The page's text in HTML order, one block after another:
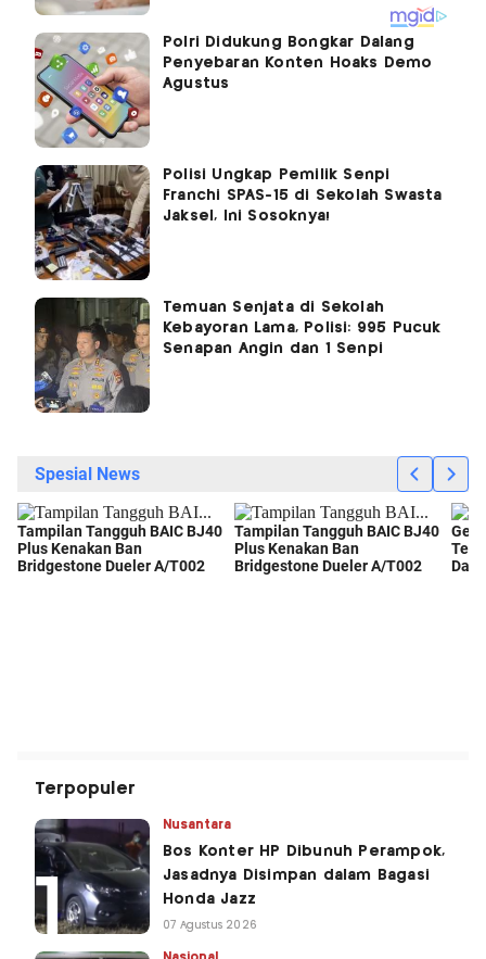
Polri Didukung Bongkar Dalang
Penyebaran Konten Hoaks Demo
Agustus
Polisi Ungkap Pemilik Senpi
Franchi SPAS-15 di Sekolah Swasta
Jaksel, Ini Sosoknya!
Temuan Senjata di Sekolah
Kebayoran Lama, Polisi: 995 Pucuk
Senapan Angin dan 1 Senpi
Terpopuler
Nusantara
Bos Konter HP Dibunuh Perampok,
Jasadnya Disimpan dalam Bagasi
Honda Jazz
07 Agustus 2026